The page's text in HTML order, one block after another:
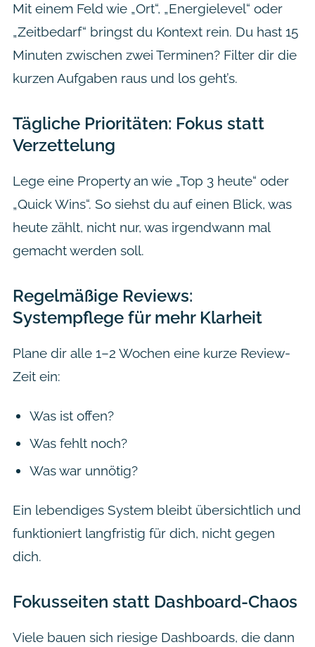
Mit einem Feld wie „Ort“, „Energielevel“ oder
„Zeitbedarf“ bringst du Kontext rein. Du hast 15
Minuten zwischen zwei Terminen? Filter dir die
kurzen Aufgaben raus und los geht’s.
Tägliche Prioritäten: Fokus statt
Verzettelung
Lege eine Property an wie „Top 3 heute“ oder
„Quick Wins“. So siehst du auf einen Blick, was
heutezählt, nicht nur, was irgendwann mal
gemacht werden soll.
Regelmäßige Reviews:
Systempflege für mehr Klarheit
Plane dir alle 1–2 Wochen eine kurze Review-
Zeit ein:
Was ist offen?
Was fehlt noch?
Was war unnötig?
Ein lebendiges System bleibt übersichtlich und
funktioniert langfristig für dich, nicht gegen
dich.
Fokusseiten statt Dashboard-Chaos
Viele bauen sich riesige Dashboards, die dann